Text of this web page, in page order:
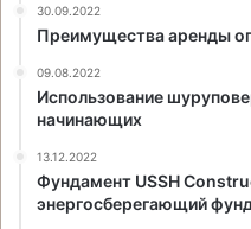
30.09.2022
Преимущества аренды
09.08.2022
Использование
начинающих
13.12.2022
Фундамент USSH
энергосберегающий